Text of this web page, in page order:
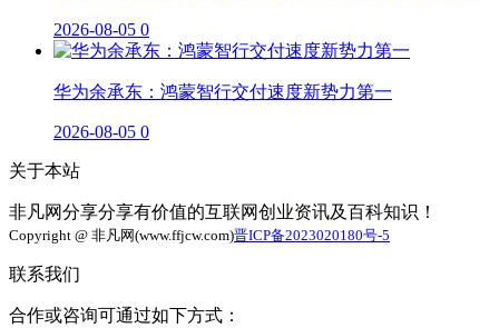
2026-08-05 0
华为余承东：鸿蒙智行交付速度新势力第一
2026-08-05 0
关于本站
非凡网分享分享有价值的互联网创业资讯及百科知识！
Copyright @ 非凡网(www.ffjcw.com)晋ICP备2023020180号-5
联系我们
合作或咨询可通过如下方式：